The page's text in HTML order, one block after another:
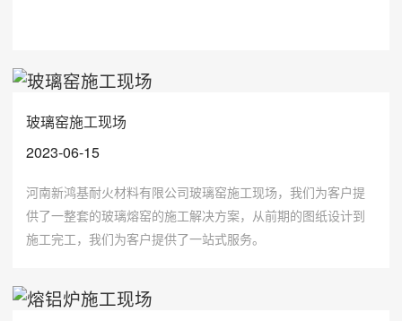
玻璃窑施工现场
2023-06-15
河南新鸿基耐火材料有限公司玻璃窑施工现场，我们为客户提
供了一整套的玻璃熔窑的施工解决方案，从前期的图纸设计到
施工完工，我们为客户提供了一站式服务。